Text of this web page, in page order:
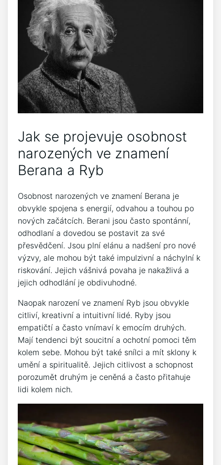
Jak se projevuje⁣ osobnost
narozených ve znamení
⁢Berana a Ryb
Osobnost narozených ve znamení Berana​ je
obvykle spojena s energií, odvahou a touhou po
⁢nových začátcích. Berani jsou často spontánní,
odhodlaní a dovedou se postavit za své
přesvědčení. Jsou plní elánu⁢ a ‍nadšení pro nové
výzvy,⁢ ale mohou být také impulzivní a náchylní k‍
riskování.‌ Jejich vášnivá povaha je nakažlivá a
jejich odhodlání je obdivuhodné.
Naopak narození ve znamení Ryb jsou obvykle
⁣citliví, kreativní‌ a ⁢intuitivní lidé. Ryby jsou
empatičtí a ‍často vnímaví k emocím druhých.
Mají tendenci být soucitní a ochotní⁢ pomoci‌ těm ​
kolem sebe. Mohou být ⁢také snílci a mít sklony k
umění​ a spiritualitě. Jejich citlivost a schopnost
porozumět druhým je ⁢ceněná a ⁢často přitahuje
lidi kolem nich.